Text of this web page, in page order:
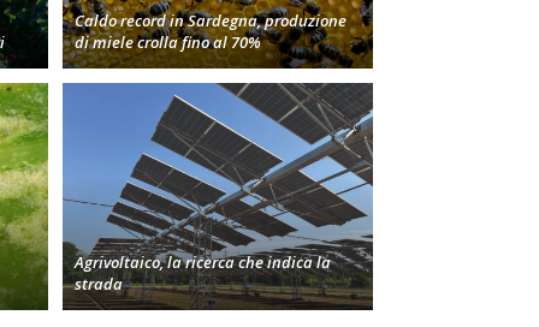
Caldo record in Sardegna, produzione
di miele crolla fino al 70%
Agrivoltaico, la ricerca che indica la
strada